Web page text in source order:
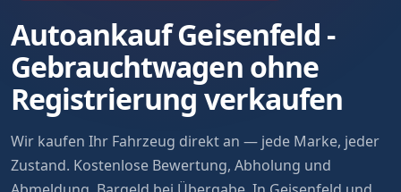
Autoankauf Geisenfeld -
Gebrauchtwagen ohne
Registrierung verkaufen
Wir kaufen Ihr Fahrzeug direkt an — jede Marke, jeder
Zustand. Kostenlose Bewertung, Abholung und